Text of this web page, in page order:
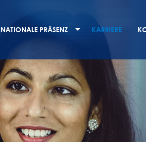
PRÄSENZ KARRIERE